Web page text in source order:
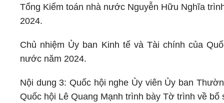
Tổng Kiểm toán nhà nước Nguyễn Hữu Nghĩa
2024.
Chủ nhiệm Ủy ban Kinh tế và Tài chính của
nước năm 2024.
Nội dung 3: Quốc hội nghe Ủy viên Ủy ban
Quốc hội Lê Quang Mạnh trình bày Tờ trình về